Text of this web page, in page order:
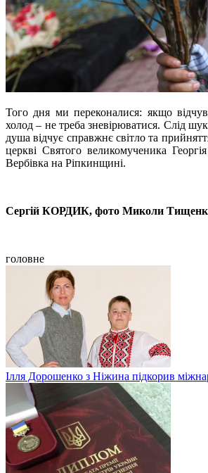
Того дня ми переконалися: якщо
холод – не треба зневірюватися. Слід
душа відчує справжнє світло та
церкві Святого великомученика
Вербівка на Ріпкинщині.
Сергій КОРДИК, фото Миколи
головне
Ілля Дорошенко з Ніжина підкорив